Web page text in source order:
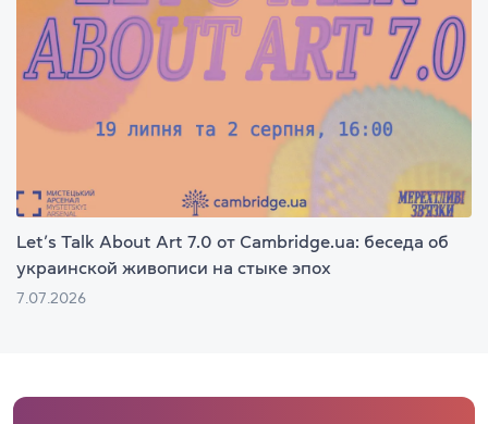
Let’s Talk About Art 7.0 от Cambridge.ua: беседа об
украинской живописи на стыке эпох
7.07.2026